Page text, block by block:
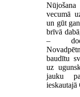
vecumā
un gūt
brīvā
–
baudītu
uz
jauku
ieskautajā